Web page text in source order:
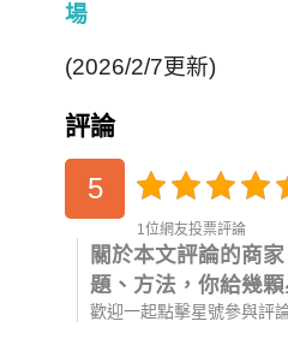
場
(2026/2/7更新)
評論
5
1位網友投票評論
關於本文評論的商
題、方法，你給幾顆
歡迎一起點擊星號參與評